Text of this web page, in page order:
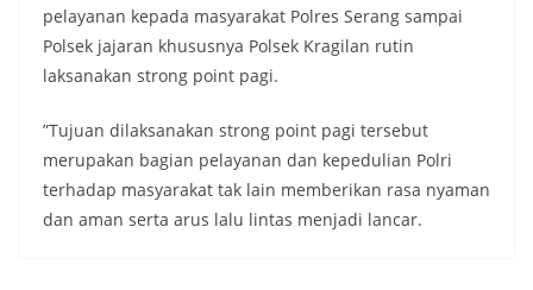
pelayanan kepada masyarakat Polres Serang sampai
Polsek jajaran khususnya Polsek Kragilan rutin
laksanakan strong point pagi.
”Tujuan dilaksanakan strong point pagi tersebut
merupakan bagian pelayanan dan kepedulian Polri
terhadap masyarakat tak lain memberikan rasa nyaman
dan aman serta arus lalu lintas menjadi lancar.